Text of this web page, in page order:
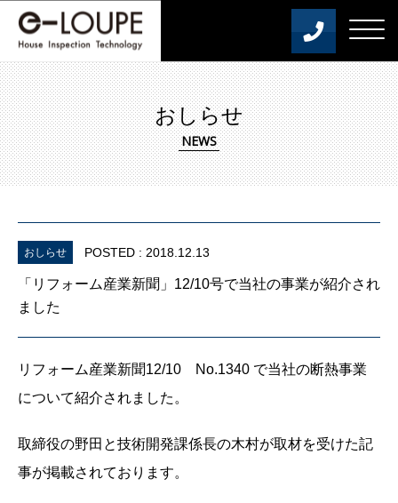
おしらせ
おしらせ POSTED : 2018.12.13
「リフォーム産業新聞」12/10号で当社の事業が紹介され
ました
リフォーム産業新聞12/10 No.1340 で当社の断熱事業
について紹介されました。
取締役の野田と技術開発課係長の木村が取材を受けた記
事が掲載されております。